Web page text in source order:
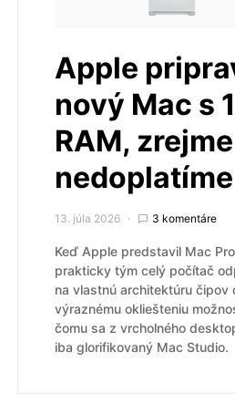
Apple
nový Mac s
RAM,
nedoplatíme
13. júla 2026 3 komentáre
Keď Apple predstavil Mac
prakticky tým celý počítač
na vlastnú architektúru čipov
výraznému okliešteniu
čomu sa z vrcholného
iba glorifikovaný Mac Studio.